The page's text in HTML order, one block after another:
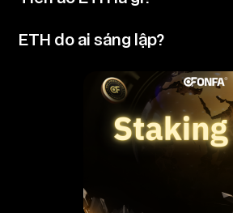
ETH do ai sáng lập?